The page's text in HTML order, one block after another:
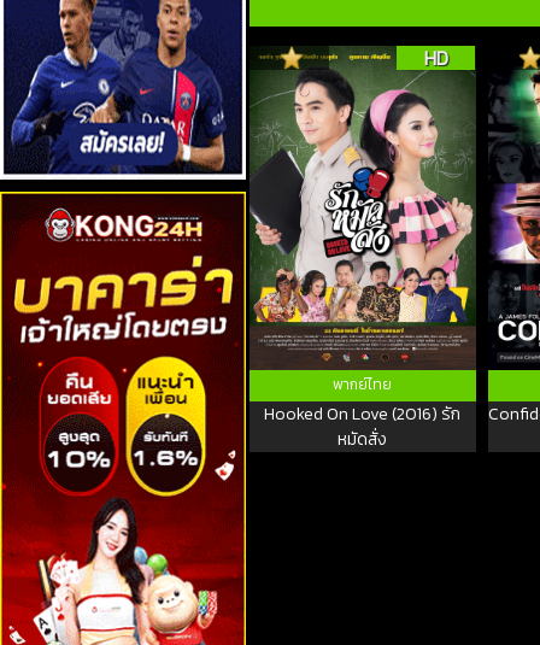
HD
พากย์ไทย
Hooked On Love (2016) รัก
หมัดสั่ง